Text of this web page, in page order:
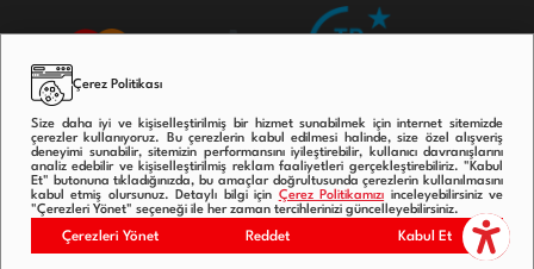
Copyright © 2020
Çerez Politikası
Size daha iyi ve kişiselleştirilmiş bir hizmet sunabilmek için internet sitemizde
çerezler kullanıyoruz. Bu çerezlerin kabul edilmesi halinde, size özel alışveriş
deneyimi sunabilir, sitemizin performansını iyileştirebilir, kullanıcı davranışlarını
analiz edebilir ve kişiselleştirilmiş reklam faaliyetleri gerçekleştirebiliriz. "Kabul
Et" butonuna tıkladığınızda, bu amaçlar doğrultusunda çerezlerin kullanılmasını
kabul etmiş olursunuz. Detaylı bilgi için Çerez Politikamızı inceleyebilirsiniz ve
"Çerezleri Yönet" seçeneği ile her zaman tercihlerinizi güncelleyebilirsiniz.
Kabul Et
Reddet
Çerezleri Yönet